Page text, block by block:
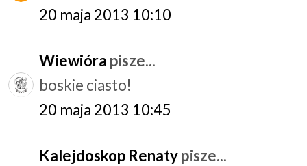
20 maja 2013 10:10
Wiewióra pisze...
boskie ciasto!
20 maja 2013 10:45
Kalejdoskop Renatypisze...